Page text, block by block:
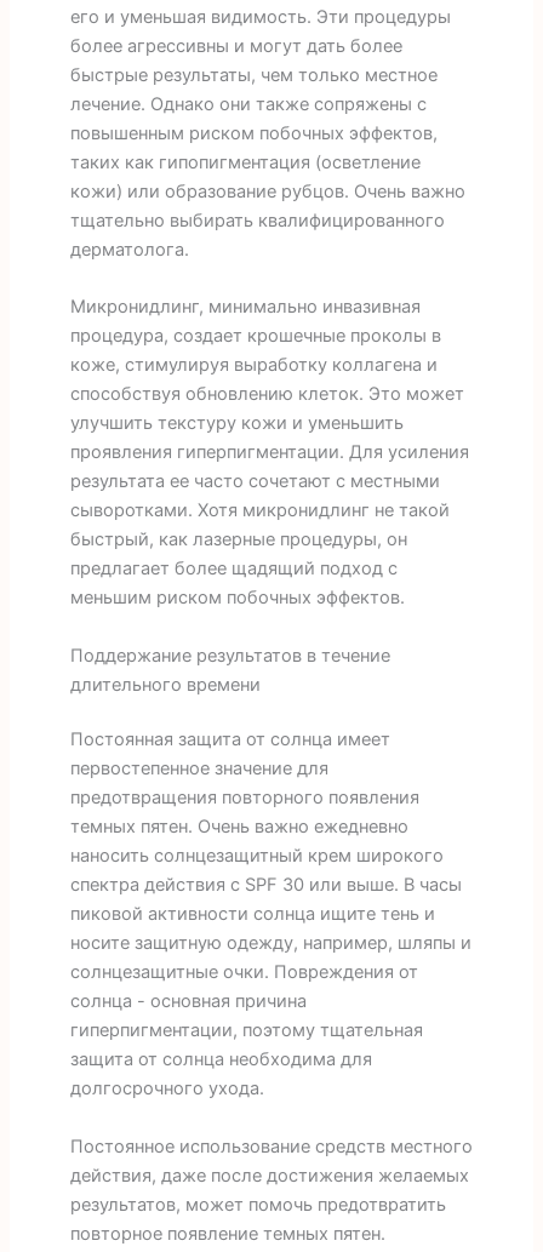
его и уменьшая видимость. Эти процедуры
более агрессивны и могут дать более
быстрые результаты, чем только местное
лечение. Однако они также сопряжены с
повышенным риском побочных эффектов,
таких как гипопигментация (осветление
кожи) или образование рубцов. Очень важно
тщательно выбирать квалифицированного
дерматолога.
Микронидлинг, минимально инвазивная
процедура, создает крошечные проколы в
коже, стимулируя выработку коллагена и
способствуя обновлению клеток. Это может
улучшить текстуру кожи и уменьшить
проявления гиперпигментации. Для усиления
результата ее часто сочетают с местными
сыворотками. Хотя микронидлинг не такой
быстрый, как лазерные процедуры, он
предлагает более щадящий подход с
меньшим риском побочных эффектов.
Поддержание результатов в течение
длительного времени
Постоянная защита от солнца имеет
первостепенное значение для
предотвращения повторного появления
темных пятен. Очень важно ежедневно
наносить солнцезащитный крем широкого
спектра действия с SPF 30 или выше. В часы
пиковой активности солнца ищите тень и
носите защитную одежду, например, шляпы и
солнцезащитные очки. Повреждения от
солнца - основная причина
гиперпигментации, поэтому тщательная
защита от солнца необходима для
долгосрочного ухода.
Постоянное использование средств местного
действия, даже после достижения желаемых
результатов, может помочь предотвратить
повторное появление темных пятен.